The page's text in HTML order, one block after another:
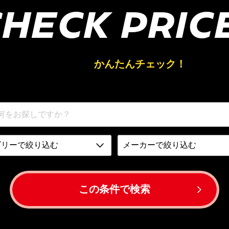
かんたんチェック！
この条件で検索